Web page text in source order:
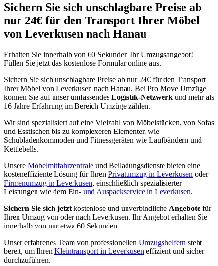
Sichern Sie sich unschlagbare Preise ab
nur 24€ für den Transport Ihrer Möbel
von Leverkusen nach Hanau
Erhalten Sie innerhalb von 60 Sekunden Ihr Umzugsangebot!
Füllen Sie jetzt das kostenlose Formular online aus.
Sichern Sie sich unschlagbare Preise ab nur 24€ für den Transport
Ihrer Möbel von Leverkusen nach Hanau. Bei Pro Move Umzüge
können Sie auf unser umfassendes Logistik-Netzwerk und mehr als
16 Jahre Erfahrung im Bereich Umzüge zählen.
Wir sind spezialisiert auf eine Vielzahl von Möbelstücken, von Sofas
und Esstischen bis zu komplexeren Elementen wie
Schubladenkommoden und Fitnessgeräten wie Laufbändern und
Kettlebells.
Unsere Möbelmitfahrzentrale und Beiladungsdienste bieten eine
kosteneffiziente Lösung für Ihren Privatumzug in Leverkusen oder
Firmenumzug in Leverkusen, einschließlich spezialisierter
Leistungen wie dem Ein- und Auspackservice in Leverkusen.
Sichern Sie sich jetzt kostenlose und unverbindliche Angebote für
Ihren Umzug von oder nach Leverkusen. Ihr Angebot erhalten Sie
innerhalb von nur etwa 60 Sekunden.
Unser erfahrenes Team von professionellen Umzugshelfern steht
bereit, um Ihren Kleintransport in Leverkusen effizient und sicher
durchzuführen.